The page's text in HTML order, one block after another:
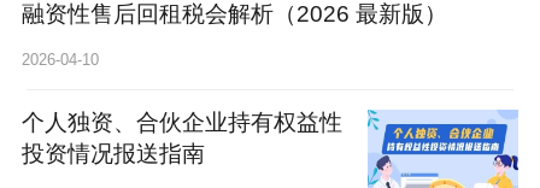
融资性售后回租税会解析（2026 最新版）
2026-04-10
个人独资、合伙企业持有权益性
投资情况报送指南